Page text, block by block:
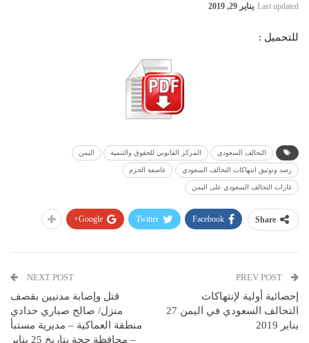
Last updated يناير 29, 2019
للتحميل :
التحالف السعودي المركز القانوني للحقوق والتنمية اليمن
رصد وتوثيق انتهاكات التحالف السعودي عاصفة الحزم
غارات التحالف السعودي على اليمن
Share
Facebook
Twitter
Google+
إحصائية أولية لإنتهاكات
التحالف السعودي في اليمن 27
يناير 2019
NEXT POST
قتل وإصابة مدنيين بقصف
منزل/ صالح صباري حدادي
منطقة العماكية – مديرية مستبأ
– محافظة حجة بتاريخ 25 يناير